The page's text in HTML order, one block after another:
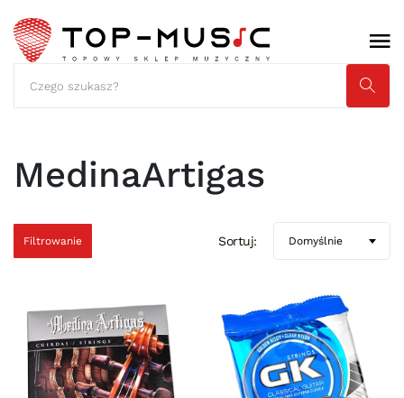
MedinaArtigas
Filtrowanie Sortuj: Domyślnie